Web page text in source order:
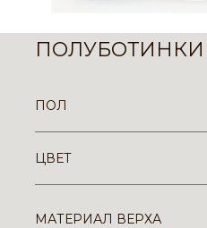
ПОЛУБОТИНКИ
ПОЛ
ЦВЕТ
МАТЕРИАЛ ВЕРХА